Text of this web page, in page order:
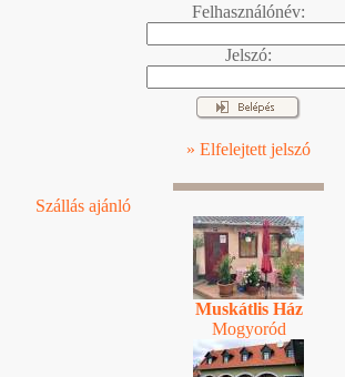
Felhasználónév:
Jelszó:
» Elfelejtett jelszó
Szállás ajánló
Muskátlis Ház
Mogyoród